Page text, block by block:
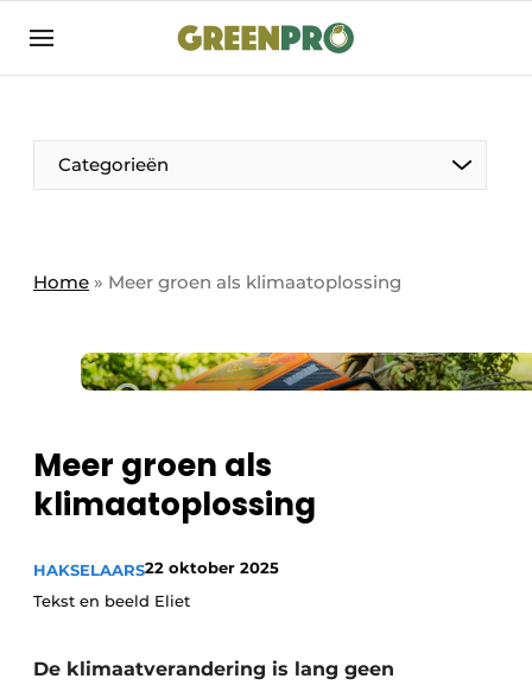
Aanmelden
Bedrijven
Bedrijven
Direct contact
GreenPro | Platform voor de tuin- en
groenprofessional
Nieuwsbrief
Podcasts
Vacature aanmelden
Categorieën
Home » Meer groen als klimaatoplossing
Meer groen als
klimaatoplossing
HAKSELAARS22 oktober 2025
Tekst en beeld Eliet
De klimaatverandering is lang geen